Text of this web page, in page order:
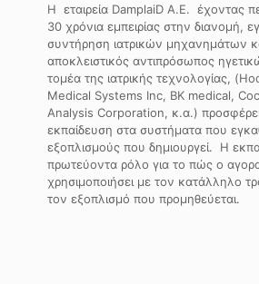
Η εταιρεία DamplaiD A.E. έχοντας
30 χρόνια εμπειρίας στην διανομή,
συντήρηση ιατρικών μηχανημάτων
αποκλειστικός αντιπρόσωπος
τομέα της ιατρικής τεχνολογίας,
Medical Systems Inc, BK medical,
Analysis Corporation, κ.α.)
εκπαίδευση στα συστήματα που
εξοπλισμούς που δημιουργεί. Η
πρωτεύοντα ρόλο για το πώς ο
χρησιμοποιήσει με τον κατάλληλο
τον εξοπλισμό που προμηθεύεται.